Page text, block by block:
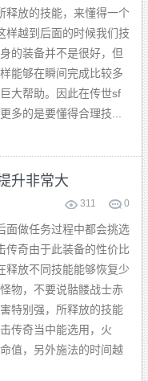
释放的技能，来懂得一个
样越到后面的时候我们技
的装备并不是很好，但
能够在瞬间完成比较多
大帮助。因此在传世sf
多的是要懂得合理技...
升非常大
311 0
面做任务过程中都会挑选
传奇由于此装备的性价比
释放不同技能能够恢复少
物，不要说骷髅战士赤
特别强，所释放的技能
传奇当中能选用，火
值，另外施法的时间越